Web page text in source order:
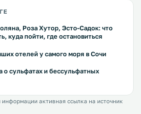
Роза Хутор, Эсто-Садок: что
куда пойти, где остановиться
отелей у самого моря в Сочи
о сульфатах и бессульфатных
активная ссылка на источник